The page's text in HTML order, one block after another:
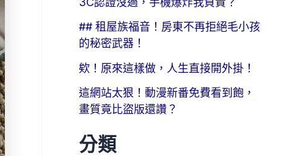
## 租屋族福音！房東不再拒絕毛小孩
的秘密武器！
欸！原來這樣做，人生直接開外掛！
這網站太狠！動漫新番免費看到飽，
畫質竟比盜版還讚？
分類